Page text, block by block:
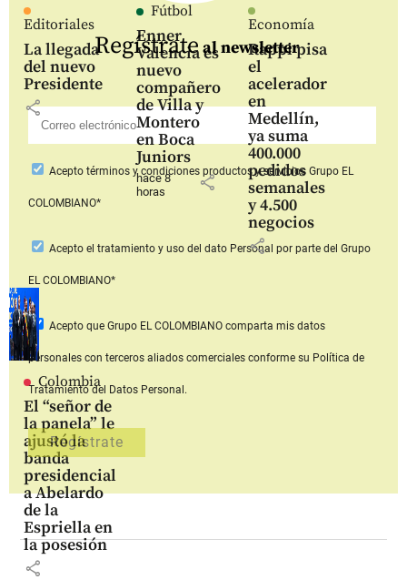
Editoriales
La llegada
del nuevo
Presidente
share
Fútbol
Enner
Valencia es
nuevo
compañero
de Villa y
Montero
en Boca
Juniors
hace 8
horas
share
Economía
Rappi pisa
el
acelerador
en
Medellín,
ya suma
400.000
pedidos
semanales
y 4.500
negocios
share
Colombia
El “señor de
la panela” le
ajustó la
banda
presidencial
a Abelardo
de la
Espriella en
la posesión
share
Regístrateal newsletter
Aceptotérminos y condiciones productos y serviciosGrupo EL
COLOMBIANO*
Acepto el tratamiento y uso del dato Personal por parte del Grupo
EL COLOMBIANO*
Acepto que Grupo EL COLOMBIANOcomparta mis datos
personales con terceros aliados comerciales conforme su Política de
Tratamiento del Datos Personal.